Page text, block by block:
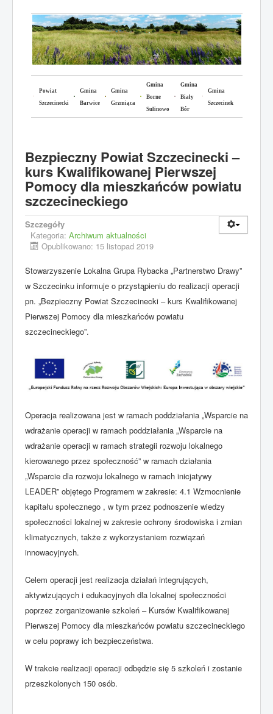
Powiat
Szczecinecki
Gmina
Barwice
Gmina
Grzmiąca
Gmina
Borne
Sulinowo
Gmina
Biały
Bór
Gmina
Szczecinek
Bezpieczny Powiat Szczecinecki –
kurs Kwalifikowanej Pierwszej
Pomocy dla mieszkańców powiatu
szczecineckiego
Szczegóły
Kategoria: Archiwum aktualności
Opublikowano: 15 listopad 2019
Stowarzyszenie Lokalna Grupa Rybacka „Partnerstwo Drawy”
w Szczecinku informuje o przystąpieniu do realizacji operacji
pn. „Bezpieczny Powiat Szczecinecki – kurs Kwalifikowanej
Pierwszej Pomocy dla mieszkańców powiatu
szczecineckiego”.
Operacja realizowana jest w ramach poddziałania „Wsparcie na
wdrażanie operacji w ramach poddziałania „Wsparcie na
wdrażanie operacji w ramach strategii rozwoju lokalnego
kierowanego przez społeczność” w ramach działania
„Wsparcie dla rozwoju lokalnego w ramach inicjatywy
LEADER” objętego Programem w zakresie: 4.1 Wzmocnienie
kapitału społecznego , w tym przez podnoszenie wiedzy
społeczności lokalnej w zakresie ochrony środowiska i zmian
klimatycznych, także z wykorzystaniem rozwiązań
innowacyjnych.
Celem operacji jest realizacja działań integrujących,
aktywizujących i edukacyjnych dla lokalnej społeczności
poprzez zorganizowanie szkoleń – Kursów Kwalifikowanej
Pierwszej Pomocy dla mieszkańców powiatu szczecineckiego
w celu poprawy ich bezpieczeństwa.
W trakcie realizacji operacji odbędzie się 5 szkoleń i zostanie
przeszkolonych 150 osób.